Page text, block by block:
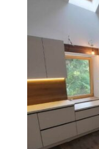
FILEXO
Kontakt